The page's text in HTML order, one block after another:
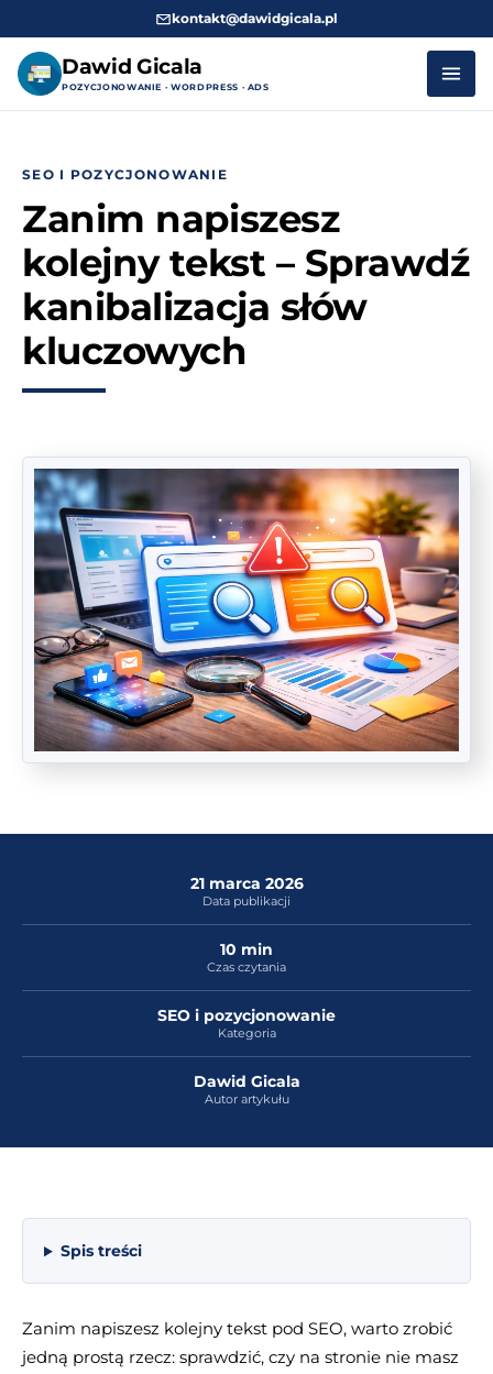
kontakt@dawidgicala.pl
Dawid Gicala
POZYCJONOWANIE · WORDPRESS · ADS
treściSEO I POZYCJONOWANIE
Zanim napiszesz
kolejny tekst – Sprawdź
kanibalizacja słów
kluczowych
21 marca 2026
Data publikacji
10 min
Czas czytania
SEO i pozycjonowanie
Kategoria
Dawid Gicala
Autor artykułu
Spis treści
Zanim napiszesz kolejny tekst pod SEO, warto zrobić
jedną prostą rzecz: sprawdzić, czy na stronie nie masz